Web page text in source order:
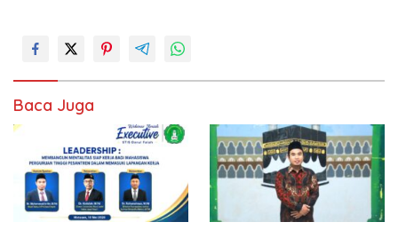
Baca Juga